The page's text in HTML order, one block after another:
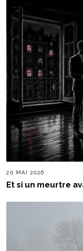
20 MAI 2026
Et si un meurtre